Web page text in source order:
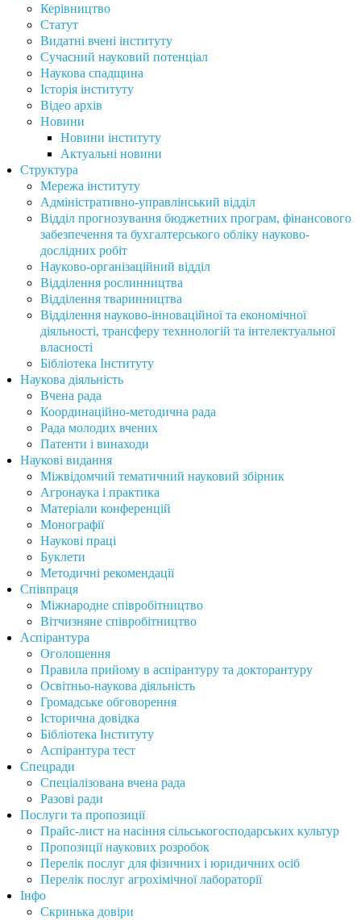
Керівництво
Статут
Видатні вчені інституту
Сучасний науковий потенціал
Наукова спадщина
Історія інституту
Відео архів
Новини
Новини інституту
Актуальні новини
Структура
Мережа інституту
Адміністративно-управлінський відділ
Відділ прогнозування бюджетних програм, фінансового
забезпечення та бухгалтерського обліку науково-
дослідних робіт
Науково-організаційний відділ
Відділення рослинництва
Відділення тваринництва
Відділення науково-інноваційної та економічної
діяльності, трансферу техннологій та інтелектуальної
власності
Бібліотека Інституту
Наукова діяльність
Вчена рада
Координаційно-методична рада
Рада молодих вчених
Патенти і винаходи
Наукові видання
Міжвідомчий тематичний науковий збірник
Агронаука і практика
Матеріали конференцій
Монографії
Наукові праці
Буклети
Методичні рекомендації
Співпраця
Міжнародне співробітництво
Вітчизняне співробітництво
Аспірантура
Оголошення
Правила прийому в аспірантуру та докторантуру
Освітньо-наукова діяльність
Громадське обговорення
Історична довідка
Бібліотека Інституту
Аспірантура тест
Спецради
Спеціалізована вчена рада
Разові ради
Послуги та пропозиції
Прайс-лист на насіння сільськогосподарських культур
Пропозиції наукових розробок
Перелік послуг для фізичних і юридичних осіб
Перелік послуг агрохімічної лабораторії
Інфо
Скринька довіри